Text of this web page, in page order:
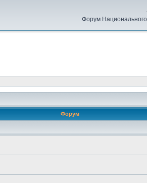
Форум
Форум